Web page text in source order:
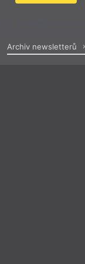
Archiv newsletterů